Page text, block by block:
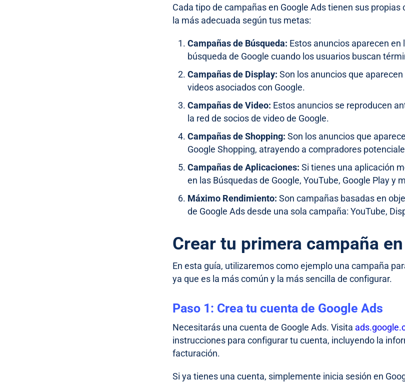
Cada tipo de campañas en Google Ads tienen sus
la más adecuada según tus metas:
Campañas de Búsqueda: Estos anuncios aparecen
búsqueda de Google cuando los usuarios buscan
Campañas de Display: Son los anuncios que
videos asociados con Google.
Campañas de Video: Estos anuncios se reproducen
la red de socios de video de Google.
Campañas de Shopping: Son los anuncios que
Google Shopping, atrayendo a compradores
Campañas de Aplicaciones: Si tienes una aplicación
en las Búsquedas de Google, YouTube, Google Play y
Máximo Rendimiento: Son campañas basadas en
de Google Ads desde una sola campaña: YouTube,
Crear tu primera campaña
En esta guía, utilizaremos como ejemplo una campaña
ya que es la más común y la más sencilla de configurar.
Paso 1: Crea tu cuenta de Google Ads
Necesitarás una cuenta de Google Ads. Visita
instrucciones para configurar tu cuenta, incluyendo la
facturación.
Si ya tienes una cuenta, simplemente inicia sesión en